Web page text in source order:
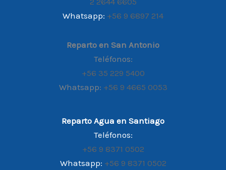
Whatsapp: +56 9 6897 214
Reparto en San Antonio
Teléfonos:
+56 35 229 5400
Whatsapp: +56 9 4665 0053
Reparto Agua en Santiago
Teléfonos:
+56 9 8371 0502
Whatsapp: +56 9 8371 0502